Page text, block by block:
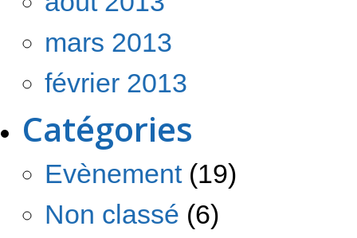
mars 2013
février 2013
Catégories
Evènement(19)
Non classé (6)